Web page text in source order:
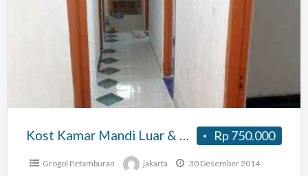
Dalam,cideng/petojo
Jak-
Rp 750.000
Kost Kamar Mandi Luar & Dalam,cideng/petojo Jak-pusat
Grogol Petamburan jakarta 30 Desember 2014